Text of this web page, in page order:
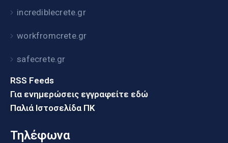
incrediblecrete.gr
workfromcrete.gr
safecrete.gr
RSS Feeds
Για ενημερώσεις εγγραφείτε εδώ
Παλιά Ιστοσελίδα ΠΚ
Τηλέφωνα